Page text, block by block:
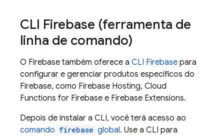
CLI Firebase (ferramenta de
linha de comando)
O Firebase também oferece a CLI Firebase para
configurar e gerenciar produtos específicos do
Firebase, como Firebase Hosting, Cloud
Functions for Firebase e Firebase Extensions.
Depois de instalar a CLI, você terá acesso ao
comando firebase global. Use a CLI para